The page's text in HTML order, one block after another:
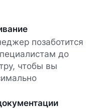
позаботится
до
чтобы вы